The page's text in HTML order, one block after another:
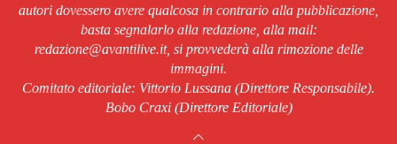
autori dovessero avere qualcosa in contrario alla pubblicazione,
basta segnalarlo alla redazione, alla mail:
redazione@avantilive.it, si provvederà alla rimozione delle
immagini.
Comitato editoriale: Vittorio Lussana (Direttore Responsabile).
Bobo Craxi (Direttore Editoriale)